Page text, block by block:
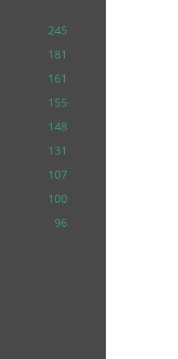
245
181
161
155
148
131
107
100
96